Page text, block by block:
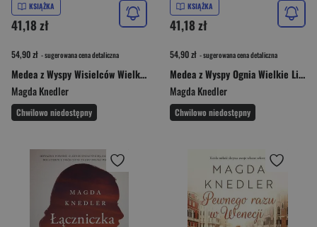
KSIĄŻKA
41,18 zł
54,90 zł - sugerowana cena detaliczna
Medea z Wyspy Wisielców Wielkie Litery
Magda Knedler
Chwilowo niedostępny
KSIĄŻKA
41,18 zł
54,90 zł - sugerowana cena detaliczna
Medea z Wyspy Ognia Wielkie Litery
Magda Knedler
Chwilowo niedostępny